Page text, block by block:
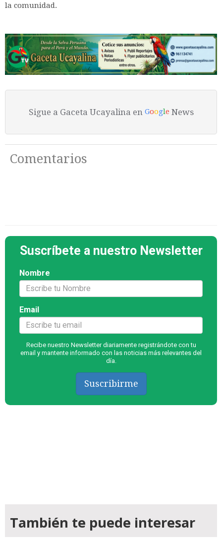
la comunidad.
Sigue a Gaceta Ucayalina en Google News
Comentarios
Suscríbete a nuestro Newsletter
Nombre
Email
Recibe nuestro Newsletter diariamente registrándote con tu
email y mantente informado con las noticias más relevantes del
día.
Suscribirme
También te puede interesar